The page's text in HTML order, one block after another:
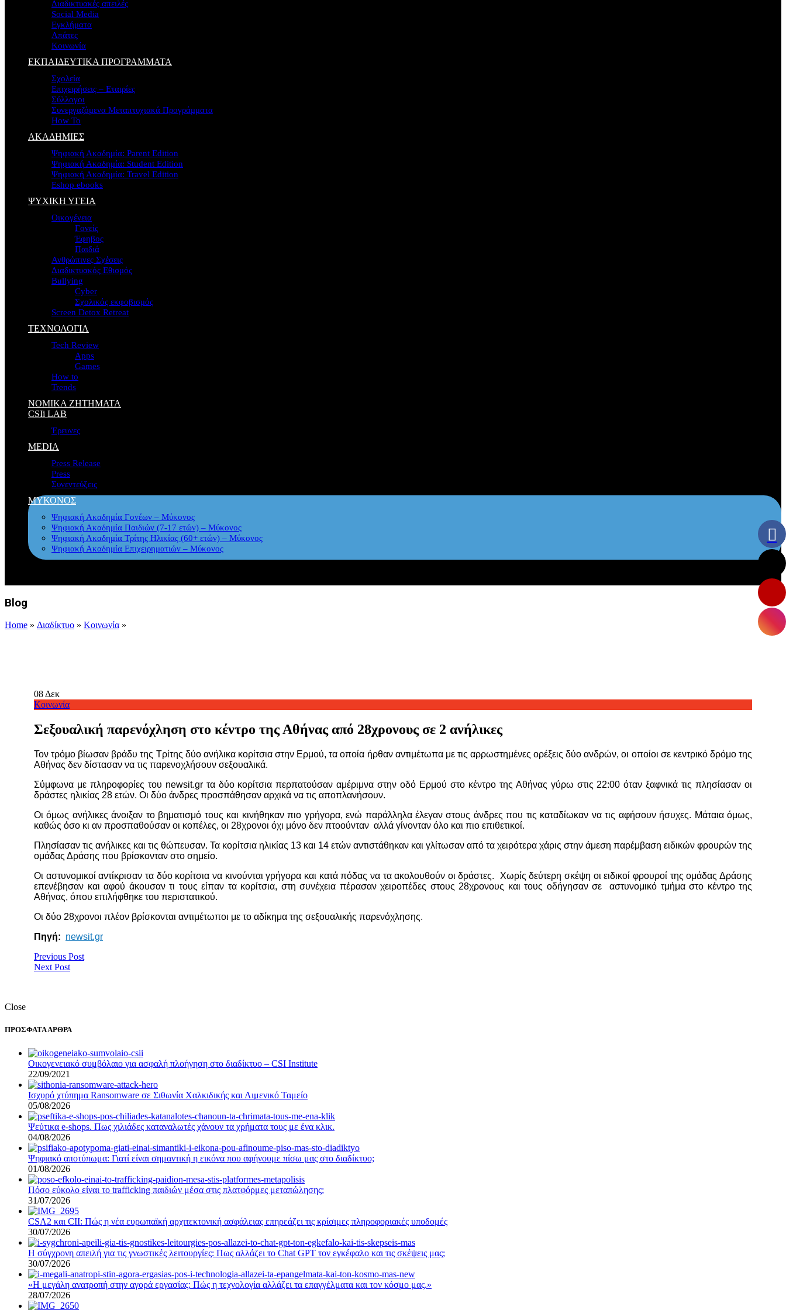
Διαδικτυακές απειλές
Social Media
Εγκλήματα
Απάτες
Κοινωνία
ΕΚΠΑΙΔΕΥΤΙΚΑ ΠΡΟΓΡΑΜΜΑΤΑ
Σχολεία
Επιχειρήσεις – Εταιρίες
Σύλλογοι
Συνεργαζόμενα Μεταπτυχιακά Προγράμματα
How To
ΑΚΑΔΗΜΙΕΣ
Ψηφιακή Ακαδημία: Parent Edition
Ψηφιακή Ακαδημία: Student Edition
Ψηφιακή Ακαδημία: Travel Edition
Eshop ebooks
ΨΥΧΙΚΗ ΥΓΕΙΑ
Οικογένεια
Γονείς
Έφηβος
Παιδιά
Ανθρώπινες Σχέσεις
Διαδικτυακός Εθισμός
Bullying
Cyber
Σχολικός εκφοβισμός
Screen Detox Retreat
ΤΕΧΝΟΛΟΓΙΑ
Tech Review
Apps
Games
How to
Trends
ΝΟΜΙΚΑ ΖΗΤΗΜΑΤΑ
CSIi LAB
Έρευνες
MEDIA
Press Release
Press
Συνεντεύξεις
ΜΥΚΟΝΟΣ
Ψηφιακή Ακαδημία Γονέων – Μύκονος
Ψηφιακή Ακαδημία Παιδιών (7-17 ετών) – Μύκονος
Ψηφιακή Ακαδημία Τρίτης Ηλικίας (60+ ετών) – Μύκονος
Ψηφιακή Ακαδημία Επιχειρηματιών – Μύκονος
Blog
Home » Διαδίκτυο » Κοινωνία »
08Δεκ
Κοινωνία
Σεξουαλική παρενόχληση στο κέντρο της Αθήνας από 28χρονους σε 2 ανήλικες
Τον τρόμο βίωσαν βράδυ της Τρίτης δύο ανήλικα κορίτσια στην Ερμού, τα οποία ήρθαν αντιμέτωπα με τις αρρωστημένες ορέξεις δύο ανδρών, οι οποίοι σε κεντρικό δρόμο της
Αθήνας δεν δίστασαν να τις παρενοχλήσουν σεξουαλικά.
Σύμφωνα με πληροφορίες του newsit.gr τα δύο κορίτσια περπατούσαν αμέριμνα στην οδό Ερμού στο κέντρο της Αθήνας γύρω στις 22:00 όταν ξαφνικά τις πλησίασαν οι
δράστες ηλικίας 28 ετών. Οι δύο άνδρες προσπάθησαν αρχικά να τις αποπλανήσουν.
Οι όμως ανήλικες άνοιξαν το βηματισμό τους και κινήθηκαν πιο γρήγορα, ενώ παράλληλα έλεγαν στους άνδρες που τις καταδίωκαν να τις αφήσουν ήσυχες. Μάταια όμως,
καθώς όσο κι αν προσπαθούσαν οι κοπέλες, οι 28χρονοι όχι μόνο δεν πτοούνταν αλλά γίνονταν όλο και πιο επιθετικοί.
Πλησίασαν τις ανήλικες και τις θώπευσαν. Τα κορίτσια ηλικίας 13 και 14 ετών αντιστάθηκαν και γλίτωσαν από τα χειρότερα χάρις στην άμεση παρέμβαση ειδικών φρουρών της
ομάδας Δράσης που βρίσκονταν στο σημείο.
Οι αστυνομικοί αντίκρισαν τα δύο κορίτσια να κινούνται γρήγορα και κατά πόδας να τα ακολουθούν οι δράστες. Χωρίς δεύτερη σκέψη οι ειδικοί φρουροί της ομάδας Δράσης
επενέβησαν και αφού άκουσαν τι τους είπαν τα κορίτσια, στη συνέχεια πέρασαν χειροπέδες στους 28χρονους και τους οδήγησαν σε αστυνομικό τμήμα στο κέντρο της
Αθήνας, όπου επιλήφθηκε του περιστατικού.
Οι δύο 28χρονοι πλέον βρίσκονται αντιμέτωποι με το αδίκημα της σεξουαλικής παρενόχλησης.
Πηγή: newsit.gr
Previous Post
Next Post
Close
ΠΡΟΣΦΑΤΑ ΑΡΘΡΑ
Οικογενειακό συμβόλαιο για ασφαλή πλοήγηση στο διαδίκτυο – CSI Institute
22/09/2021
Ισχυρό χτύπημα Ransomware σε Σιθωνία Χαλκιδικής και Λιμενικό Ταμείο
05/08/2026
Ψεύτικα e-shops. Πως χιλιάδες καταναλωτές χάνουν τα χρήματα τους με ένα κλικ.
04/08/2026
Ψηφιακό αποτύπωμα: Γιατί είναι σημαντική η εικόνα που αφήνουμε πίσω μας στο διαδίκτυο;
01/08/2026
Πόσο εύκολο είναι το trafficking παιδιών μέσα στις πλατφόρμες μεταπώλησης;
31/07/2026
CSA2 και CII: Πώς η νέα ευρωπαϊκή αρχιτεκτονική ασφάλειας επηρεάζει τις κρίσιμες πληροφοριακές υποδομές
30/07/2026
Η σύγχρονη απειλή για τις γνωστικές λειτουργίες: Πως αλλάζει το Chat GPT τον εγκέφαλο και τις σκέψεις μας;
30/07/2026
«Η μεγάλη ανατροπή στην αγορά εργασίας: Πώς η τεχνολογία αλλάζει τα επαγγέλματα και τον κόσμο μας.»
28/07/2026